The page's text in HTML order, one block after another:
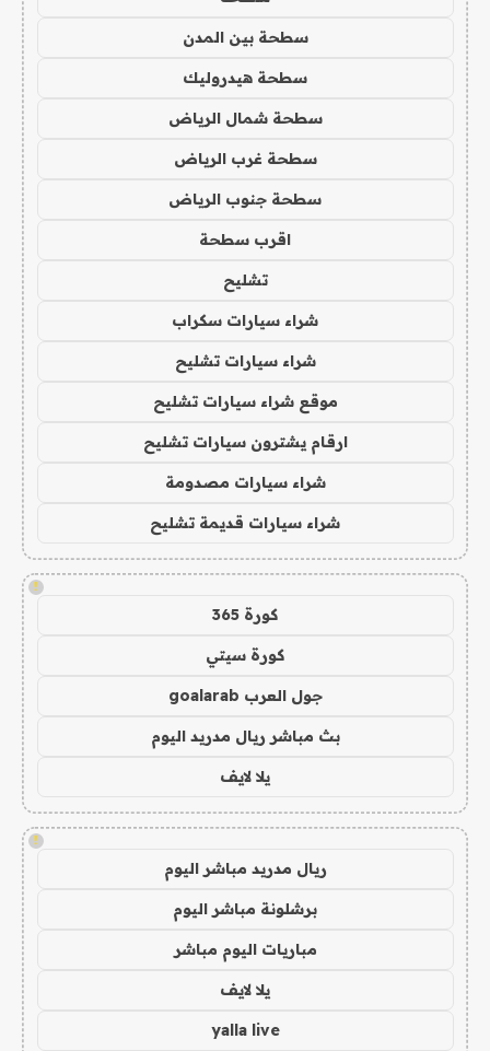
سطحة بين المدن
سطحة هيدروليك
سطحة شمال الرياض
سطحة غرب الرياض
سطحة جنوب الرياض
اقرب سطحة
تشليح
شراء سيارات سكراب
شراء سيارات تشليح
موقع شراء سيارات تشليح
ارقام يشترون سيارات تشليح
شراء سيارات مصدومة
شراء سيارات قديمة تشليح
!
كورة 365
كورة سيتي
جول العرب goalarab
بث مباشر ريال مدريد اليوم
يلا لايف
!
ريال مدريد مباشر اليوم
برشلونة مباشر اليوم
مباريات اليوم مباشر
يلا لايف
yalla live